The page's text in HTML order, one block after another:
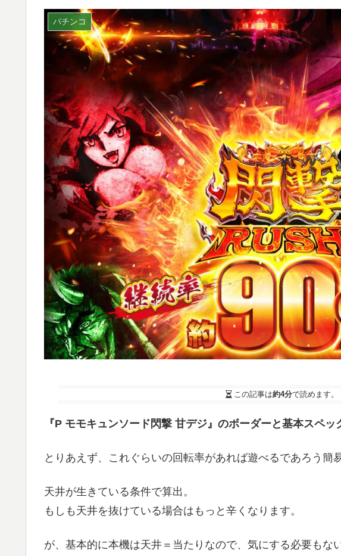
パチンコ
この記事は約4分で読めます。
『P モモキュンソード閃撃 甘デジ』のボーダーと基本スペッ
とりあえず、これぐらいの回転率があれば遊べるであろう簡
天井が生きている条件で算出。
もしも天井を抜けている場合はもっと辛くなります。
が、基本的に本機は天井＝当たりなので、気にする必要もな